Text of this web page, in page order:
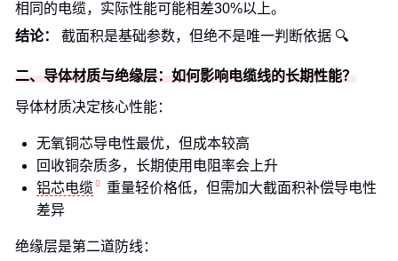
相同的电缆，实际性能可能相差30%以上。
结论：
截面积是基础参数，但绝不是唯一判断依据 🔍
二、导体材质与绝缘层：如何影响电缆线的长期性能？
导体材质决定核心性能：
无氧铜芯导电性最优，但成本较高
回收铜杂质多，长期使用电阻率会上升
铝芯电缆
重量轻价格低，但需加大截面积补偿导电性
差异
绝缘层是第二道防线：